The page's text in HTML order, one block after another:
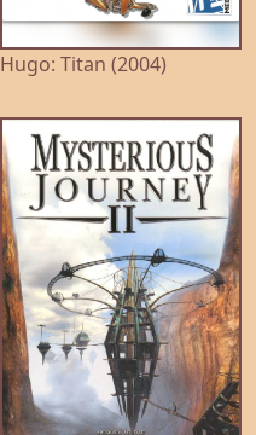
Hugo: Titan (2004)